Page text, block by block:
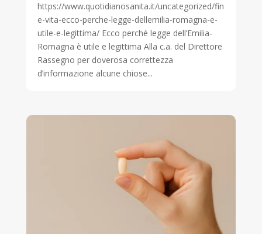
https://www.quotidianosanita.it/uncategorized/fin
e-vita-ecco-perche-legge-dellemilia-romagna-e-
utile-e-legittima/ Ecco perché legge dell’Emilia-
Romagna è utile e legittima Alla c.a. del Direttore
Rassegno per doverosa correttezza
d’informazione alcune chiose...